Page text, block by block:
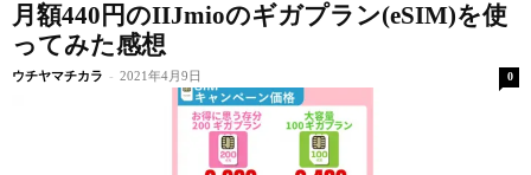
月額440円のIIJmioのギガプラン(eSIM)を使
ってみた感想
ウチヤマチカラ - 2021年4月9日 0